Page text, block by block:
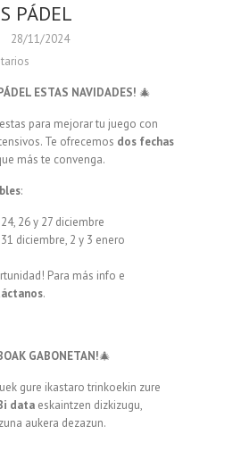
PÁDEL
28/11/2024
ESTAS NAVIDADES! 🎄
para mejorar tu juego con
Te ofrecemos dos fechas
más te convenga.
:
26 y 27 diciembre
diciembre, 2 y 3 enero
Para más info e
.
GABONETAN!🎄
gure ikastaro trinkoekin zure
data eskaintzen dizkizugu,
aukera dezazun.